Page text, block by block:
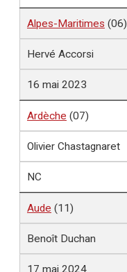
Alpes-Maritimes (06)
Hervé Accorsi
16 mai 2023
Ardèche (07)
Olivier Chastagnaret
NC
Aude (11)
Benoît Duchan
17 mai 2024